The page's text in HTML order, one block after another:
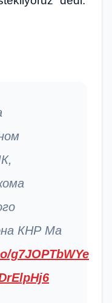
КНР Ма
g7JOPTbWYe